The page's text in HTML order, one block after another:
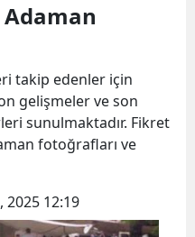
takip edenler için
gelişmeler ve son
sunulmaktadır. Fikret
fotoğrafları ve
2025 12:19